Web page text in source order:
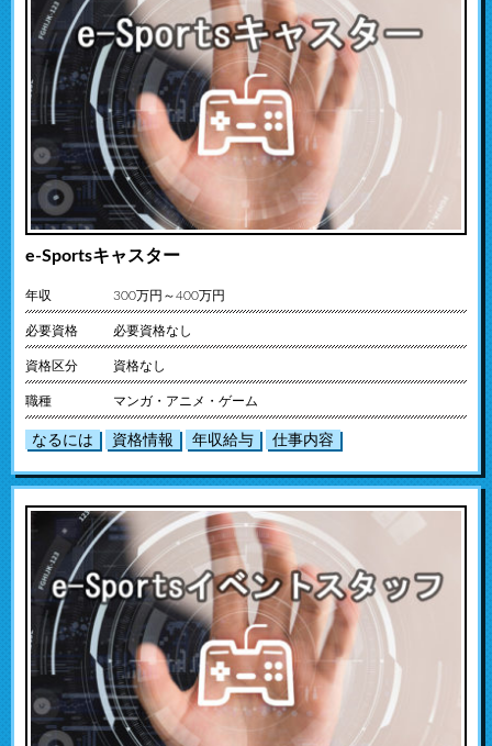
e-Sportsキャスター
年収 300万円～400万円
必要資格 必要資格なし
資格区分 資格なし
職種 マンガ・アニメ・ゲーム
なるには 資格情報 年収給与 仕事内容